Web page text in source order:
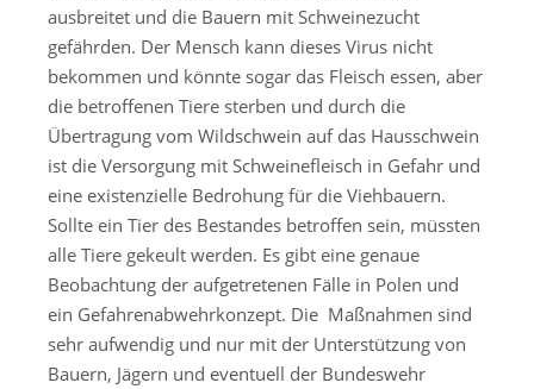
ausbreitet und die Bauern mit Schweinezucht
gefährden. Der Mensch kann dieses Virus nicht
bekommen und könnte sogar das Fleisch essen, aber
die betroffenen Tiere sterben und durch die
Übertragung vom Wildschwein auf das Hausschwein
ist die Versorgung mit Schweinefleisch in Gefahr und
eine existenzielle Bedrohung für die Viehbauern.
Sollte ein Tier des Bestandes betroffen sein, müssten
alle Tiere gekeult werden. Es gibt eine genaue
Beobachtung der aufgetretenen Fälle in Polen und
ein Gefahrenabwehrkonzept. Die Maßnahmen sind
sehr aufwendig und nur mit der Unterstützung von
Bauern, Jägern und eventuell der Bundeswehr